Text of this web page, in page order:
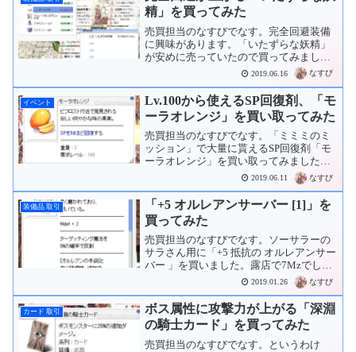
が売れま...
精」を買ってみた
売買担当のなすびでなす。完全回避装備
に興味があります。「いたずらな妖精」
が安めに売っていたので買ってみまし
た。露店で40Mzでした。2019.06.16 なすび
イベント
Lv.100から使えるSP回復剤、「モ
ーラオレンジ」を買い取ってみた
売買担当のなすびでなす。「ミミミのミ
ッション」で大量に貰えるSP回復剤「モ
ーラオレンジ」を買い取ってみました。
品名単価個数計モーラオレンジ750
Zeny3,433 個2,574,750 Zenyモーラオレン
ジ650 Zeny3,433 個...
2019.06.11 なすび
装備品 取引
「+5 オルレアンサーバー [1]」を
買ってみた
売買担当のなすびでなす。ソーサラーの
サラさん用に「+5 抵抗の オルレアンサー
バー 」を買いました。露店で7Mzでし
2019.01.26 なすび
カード 取引
ボス属性に攻撃力が上がる「深淵
の騎士カード」を買ってみた
売買担当のなすびでなす。というわけ